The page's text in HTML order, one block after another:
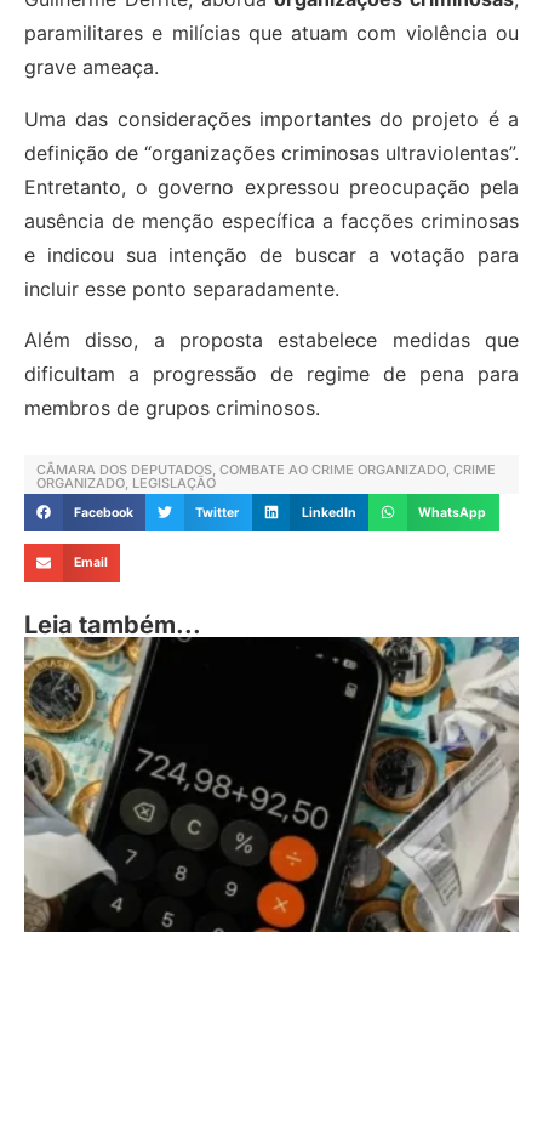
paramilitares e milícias que atuam com violência ou
grave ameaça.
Uma das considerações importantes do projeto é a
definição de “organizações criminosas ultraviolentas”.
Entretanto, o governo expressou preocupação pela
ausência de menção específica a facções criminosas
e indicou sua intenção de buscar a votação para
incluir esse ponto separadamente.
Além disso, a proposta estabelece medidas que
dificultam a progressão de regime de pena para
membros de grupos criminosos.
CÂMARA DOS DEPUTADOS COMBATE AO CRIME ORGANIZADO CRIME
ORGANIZADO LEGISLAÇÃO
Facebook Twitter LinkedIn WhatsApp
Email
Leia também...